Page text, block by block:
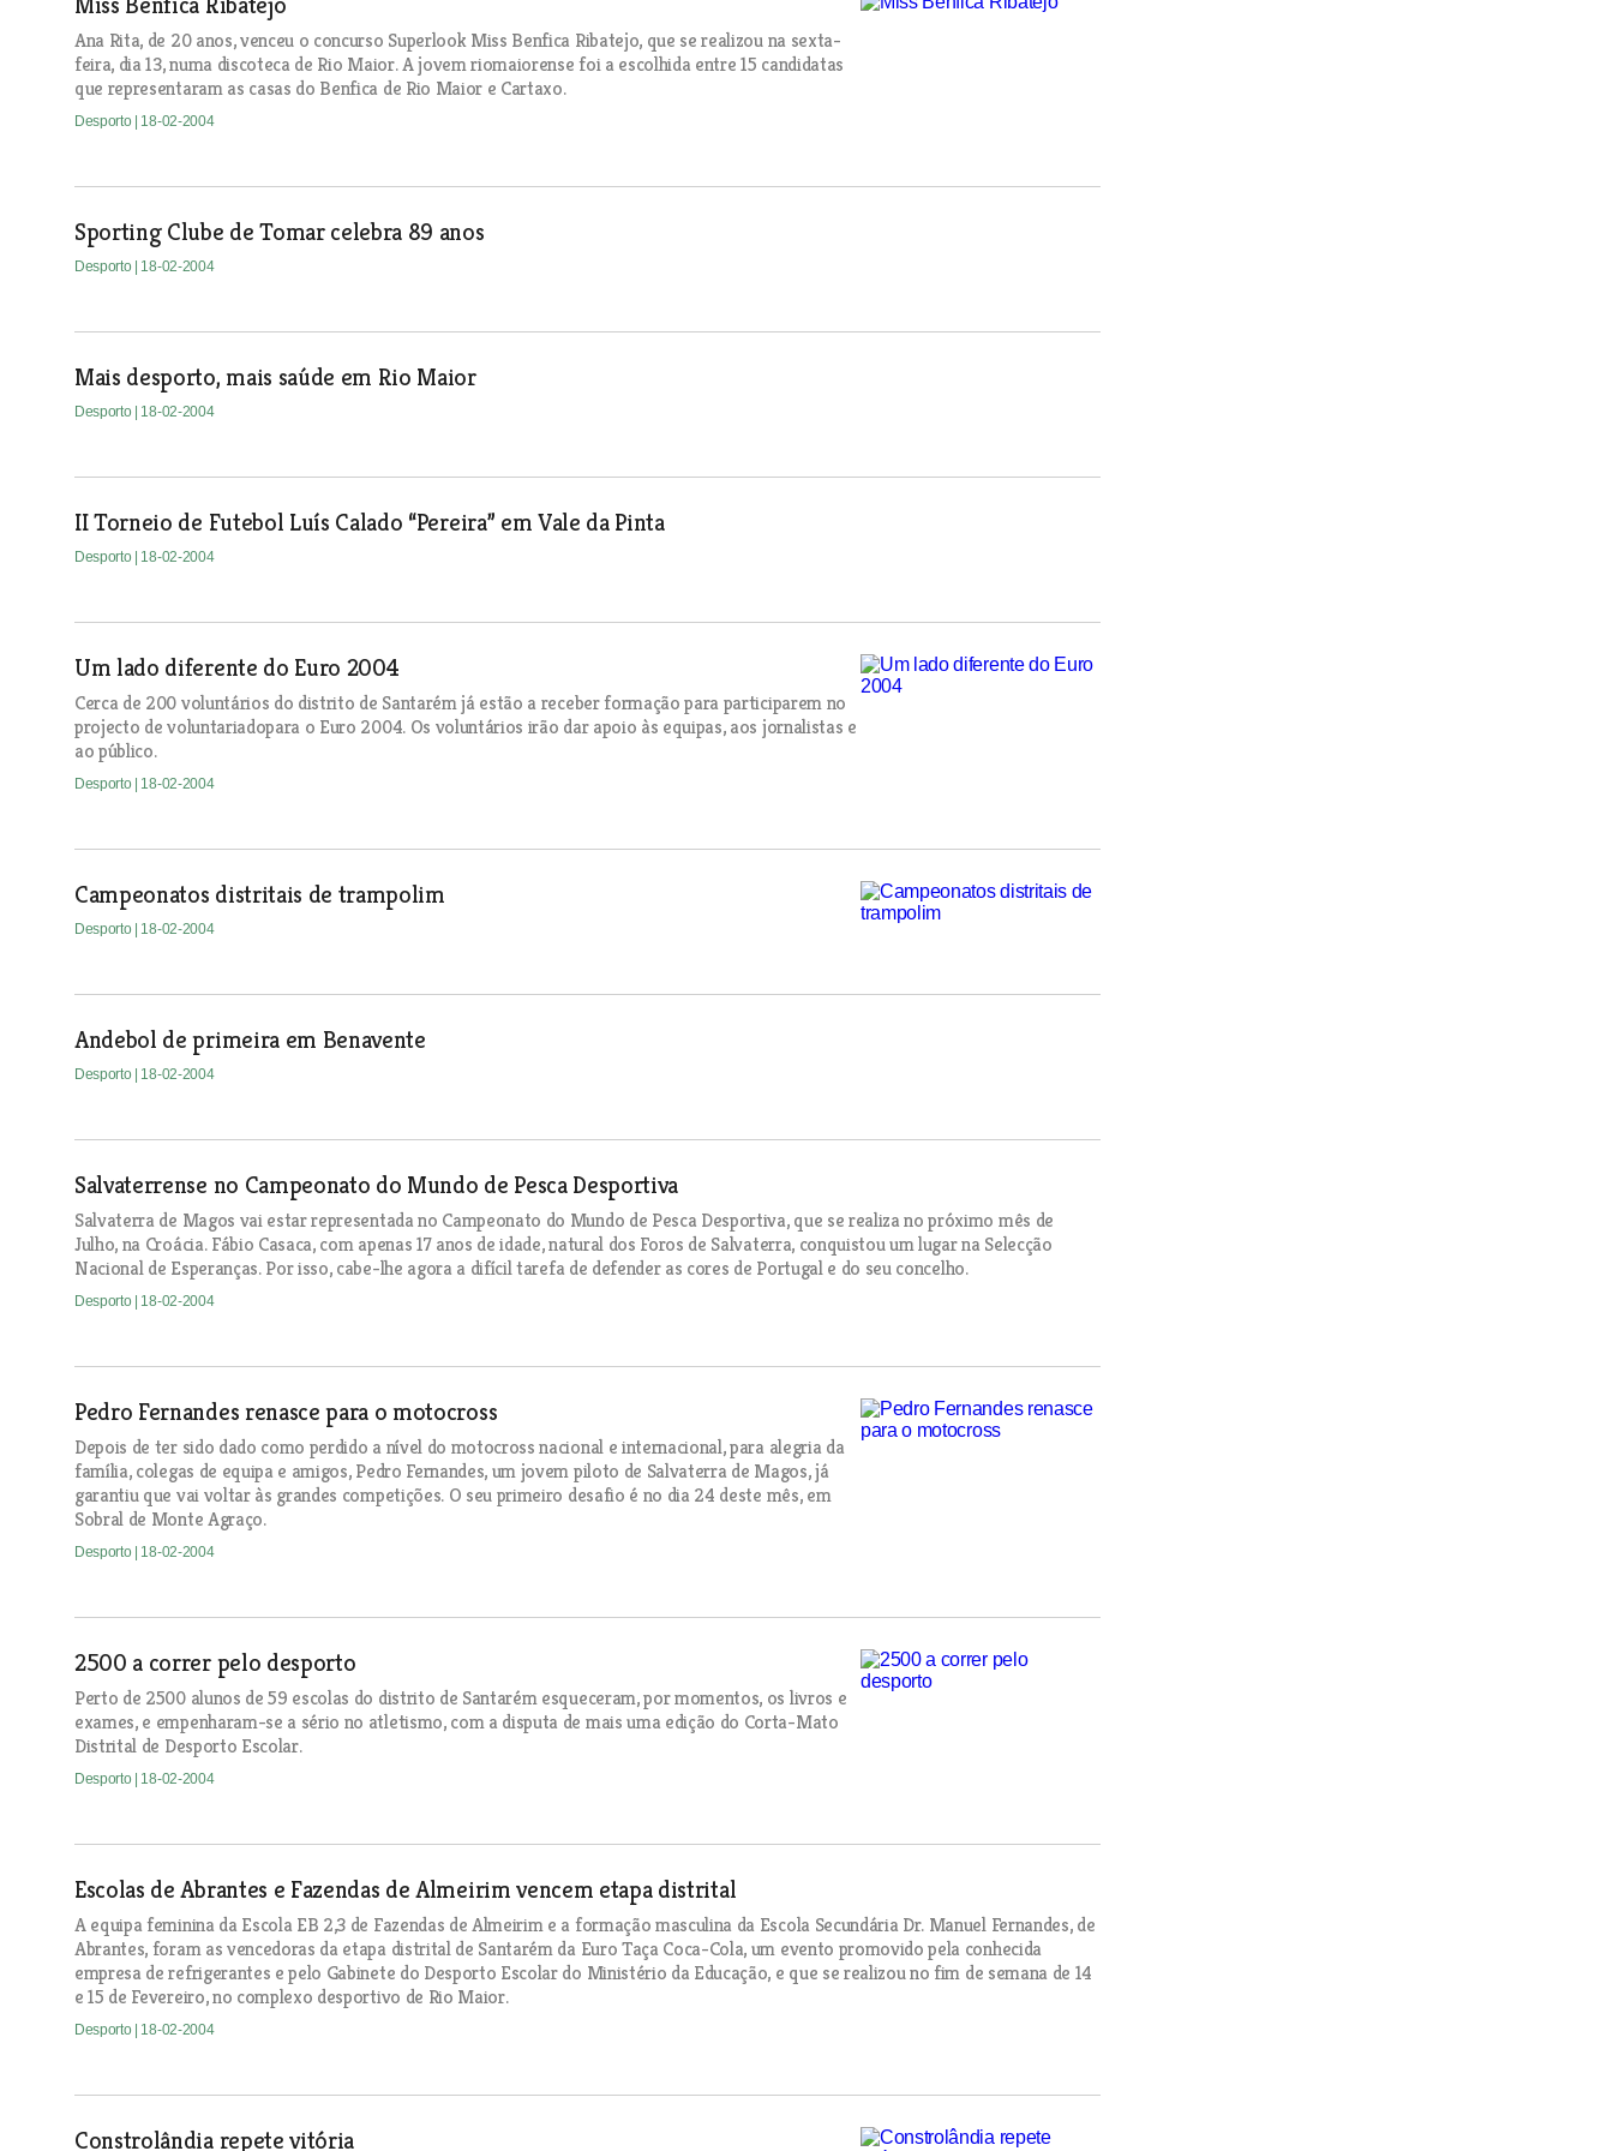
Ana Rita, de 20 anos, venceu o concurso Superlook Miss Benfica Ribatejo, que se realizou na sexta-
feira, dia 13, numa discoteca de Rio Maior. A jovem riomaiorense foi a escolhida entre 15 candidatas
que representaram as casas do Benfica de Rio Maior e Cartaxo.
Desporto | 18-02-2004
Sporting Clube de Tomar celebra 89 anos
Desporto | 18-02-2004
Mais desporto, mais saúde em Rio Maior
Desporto | 18-02-2004
II Torneio de Futebol Luís Calado “Pereira” em Vale da Pinta
Desporto | 18-02-2004
Um lado diferente do Euro 2004
Cerca de 200 voluntários do distrito de Santarém já estão a receber formação para participarem no
projecto de voluntariadopara o Euro 2004. Os voluntários irão dar apoio às equipas, aos jornalistas e
ao público.
Desporto | 18-02-2004
Campeonatos distritais de trampolim
Desporto | 18-02-2004
Andebol de primeira em Benavente
Desporto | 18-02-2004
Salvaterrense no Campeonato do Mundo de Pesca Desportiva
Salvaterra de Magos vai estar representada no Campeonato do Mundo de Pesca Desportiva, que se realiza no próximo mês de
Julho, na Croácia. Fábio Casaca, com apenas 17 anos de idade, natural dos Foros de Salvaterra, conquistou um lugar na Selecção
Nacional de Esperanças. Por isso, cabe-lhe agora a difícil tarefa de defender as cores de Portugal e do seu concelho.
Desporto | 18-02-2004
Pedro Fernandes renasce para o motocross
Depois de ter sido dado como perdido a nível do motocross nacional e internacional, para alegria da
família, colegas de equipa e amigos, Pedro Fernandes, um jovem piloto de Salvaterra de Magos, já
garantiu que vai voltar às grandes competições. O seu primeiro desafio é no dia 24 deste mês, em
Sobral de Monte Agraço.
Desporto | 18-02-2004
2500 a correr pelo desporto
Perto de 2500 alunos de 59 escolas do distrito de Santarém esqueceram, por momentos, os livros e
exames, e empenharam-se a sério no atletismo, com a disputa de mais uma edição do Corta-Mato
Distrital de Desporto Escolar.
Desporto | 18-02-2004
Escolas de Abrantes e Fazendas de Almeirim vencem etapa distrital
A equipa feminina da Escola EB 2,3 de Fazendas de Almeirim e a formação masculina da Escola Secundária Dr. Manuel Fernandes, de
Abrantes, foram as vencedoras da etapa distrital de Santarém da Euro Taça Coca-Cola, um evento promovido pela conhecida
empresa de refrigerantes e pelo Gabinete do Desporto Escolar do Ministério da Educação, e que se realizou no fim de semana de 14
e 15 de Fevereiro, no complexo desportivo de Rio Maior.
Desporto | 18-02-2004
Constrolândia repete vitória